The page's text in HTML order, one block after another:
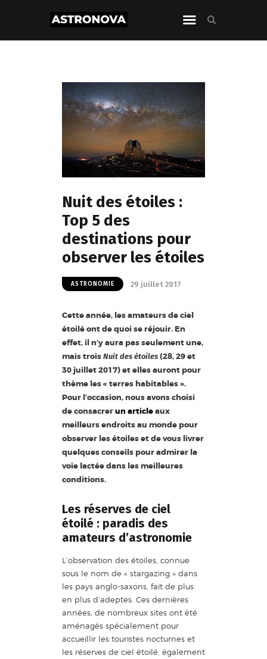
Nuit des étoiles :
Top 5 des
destinations pour
observer les étoiles
ASTRONOMIE 29 juillet 2017
Cette année, les amateurs de ciel
étoilé ont de quoi se réjouir. En
effet, il n’y aura pas seulement une,
mais trois Nuit des étoiles (28, 29 et
30 juillet 2017) et elles auront pour
thème les « terres habitables ».
Pour l’occasion, nous avons choisi
de consacrerun articleaux
meilleurs endroits au monde pour
observer les étoiles et de vous livrer
quelques conseils pour admirer la
voie lactée dans les meilleures
conditions.
Les réserves de ciel
étoilé : paradis des
amateurs d’astronomie
L’observation des étoiles, connue
sous le nom de « stargazing » dans
les pays anglo-saxons, fait de plus
en plus d’adeptes. Ces dernières
années, de nombreux sites ont été
aménagés spécialement pour
accueillir les touristes nocturnes et
les réserves de ciel étoilé, également